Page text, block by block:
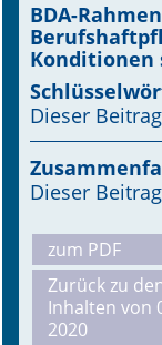
Aktuelle
Leitlinien
Archiv
Supplements
Supplements
Online First
A&I English
BDA-
Konditionen
Dieser
Dieser
zum PDF
Zurück zu
Inhalten von
2020